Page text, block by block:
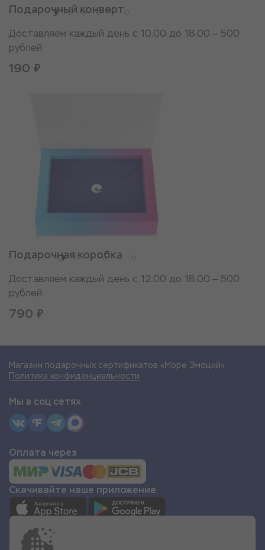
Подарочный конверт
Доставляем каждый день с 10.00 до 18.00 — 500
рублей.
190 ₽
Подарочная коробка
Доставляем каждый день с 12.00 до 18.00 — 500
рублей.
790 ₽
Магазин подарочных сертификатов «Море Эмоций»
Политика конфиденциальности
Мы в соц сетях
Оплата через
Скачивайте наше приложение